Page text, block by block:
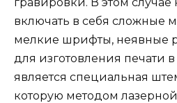
включать в себя сложные
мелкие шрифты, неявные
для изготовления печати
является специальная
которую методом